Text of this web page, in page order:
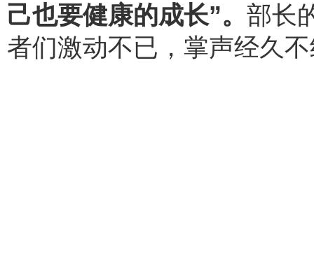
己也要健康的成长”。 部长
者们激动不已，掌声经久